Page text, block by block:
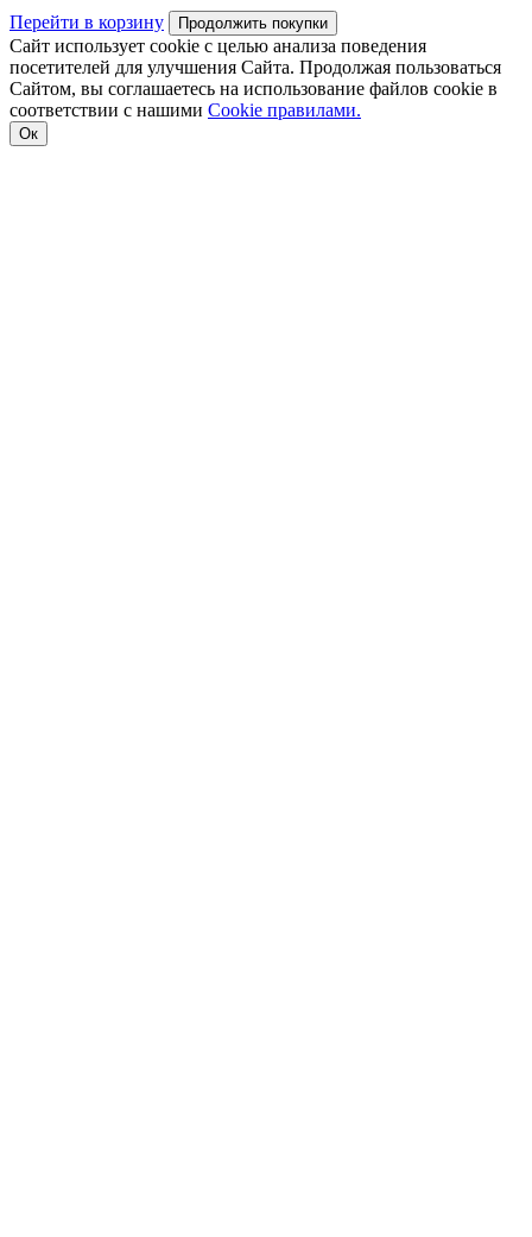
Перейти в корзину Продолжить покупки
Сайт использует cookie с целью анализа поведения
посетителей для улучшения Сайта. Продолжая пользоваться
Сайтом, вы соглашаетесь на использование файлов cookie в
соответствии с нашими Cookiе правилами.
Ок